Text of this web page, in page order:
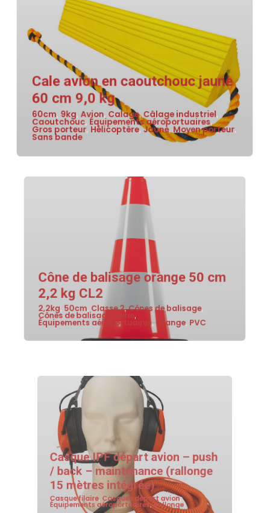
Cale avion en caoutchouc jaune
60 cm 9,0 kg
60cm, 9kg, Avion, Calage,Câlage industriel
Caoutchouc, Équipements aéroportuaires,
Gros porteur, Hélicoptère,Jaune,Moyen porteur
Sans bande
Cône de balisage orange 50 cm
2,2 kg CL2
2,2kg,50cm,Classe 2, Cônes de balisage
Cônes de balisage voirie,
Équipements aéroportuaires , Orange, PVC
Casque IPF départ avion – push
/ back – maintenance (rallonge
15 mètres intégrée)
, ,